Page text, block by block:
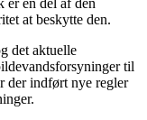
at beskytte den.
det aktuelle
til
der indført nye regler